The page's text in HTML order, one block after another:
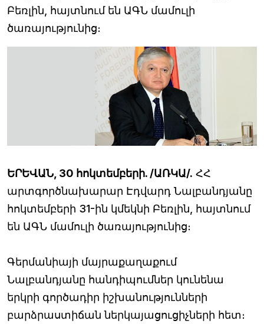
Բեռլին, հայտնում են ԱԳՆ մամուլի
ծառայությունից։
ԵՐԵՎԱՆ, 30 հոկտեմբերի. /ԱՌԿԱ/. ՀՀ
արտգործնախարար Էդվարդ Նալբանդյանը
հոկտեմբերի 31-ին կմեկնի Բեռլին, հայտնում
են ԱԳՆ մամուլի ծառայությունից։
Գերմանիայի մայրաքաղաքում
Նալբանդյանը հանդիպումներ կունենա
երկրի գործադիր իշխանությունների
բարձրաստիճան ներկայացուցիչների հետ։